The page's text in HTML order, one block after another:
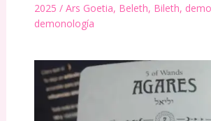
2025 / Ars Goetia, Beleth, Bileth,
demonología